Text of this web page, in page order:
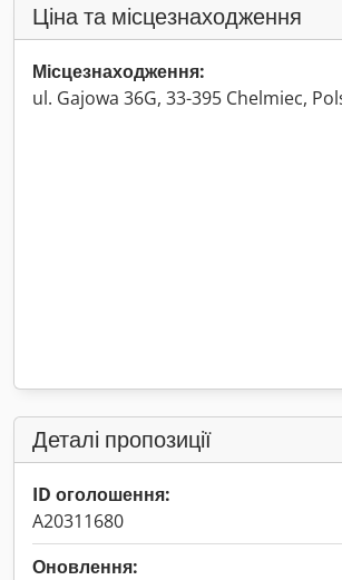
Ціна та місцезнаходження
Місцезнаходження:
ul. Gajowa 36G, 33-395 Chelmiec,
Деталі пропозиції
ID оголошення:
A20311680
Оновлення: